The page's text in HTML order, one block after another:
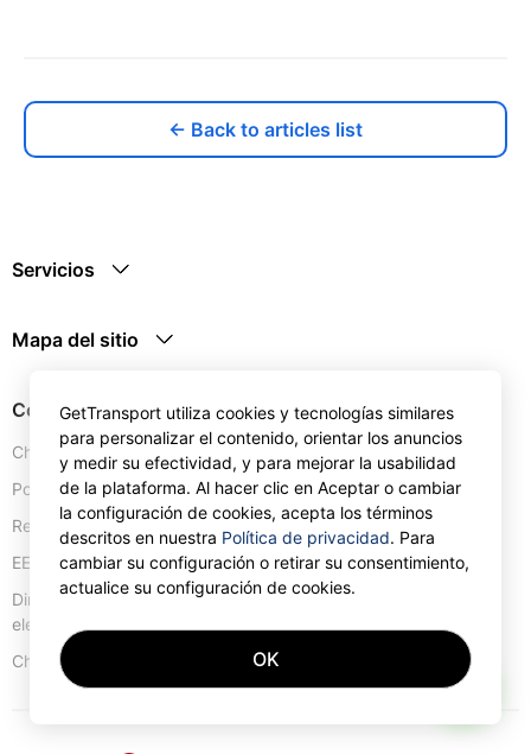
← Back to articles list
Servicios
Mapa del sitio
Contactos
Chipre:
+357 25 123889
Portugal:
+351 30 0528110
Reino Unido:
+44 20 4577 1766
EE.UU:
+1 302 240 28 90
Dirección de correo
electrónico:
info@gettransport.com
Chipre: 57 Spyrou Kyprianou 6051
GetTransport utiliza cookies y tecnologías similares
para personalizar el contenido, orientar los anuncios
y medir su efectividad, y para mejorar la usabilidad
de la plataforma. Al hacer clic en Aceptar o cambiar
la configuración de cookies, acepta los términos
descritos en nuestra Política de privacidad. Para
cambiar su configuración o retirar su consentimiento,
actualice su configuración de cookies.
OK
AI